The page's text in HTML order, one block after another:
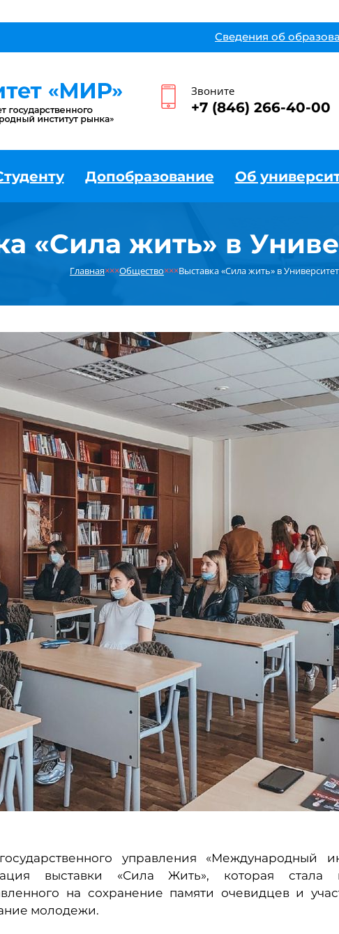
Сведения об
Звоните
+7 (846) 266-40-00
Допобразование Об
«Сила жить» в
Главная×××Общество×××Выставка «Сила жить» в
управления «Международный
выставки «Сила Жить», которая стала
на сохранение памяти очевидцев и
молодежи.